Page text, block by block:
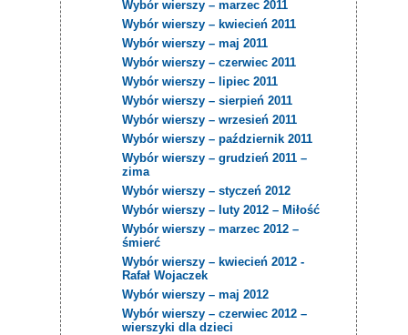
Wybór wierszy – marzec 2011
Wybór wierszy – kwiecień 2011
Wybór wierszy – maj 2011
Wybór wierszy – czerwiec 2011
Wybór wierszy – lipiec 2011
Wybór wierszy – sierpień 2011
Wybór wierszy – wrzesień 2011
Wybór wierszy – październik 2011
Wybór wierszy – grudzień 2011 –
zima
Wybór wierszy – styczeń 2012
Wybór wierszy – luty 2012 – Miłość
Wybór wierszy – marzec 2012 –
śmierć
Wybór wierszy – kwiecień 2012 -
Rafał Wojaczek
Wybór wierszy – maj 2012
Wybór wierszy – czerwiec 2012 –
wierszyki dla dzieci